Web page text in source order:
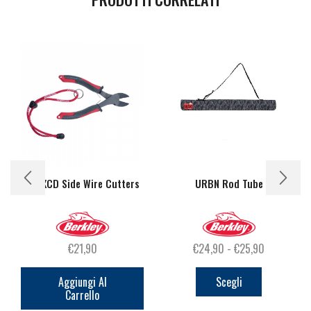
7in XCD Side Wire Cutters
€21,90
Aggiungi Al
Carrello
URBN Rod Tube
€24,90 - €25,90
Scegli
Questo
ha